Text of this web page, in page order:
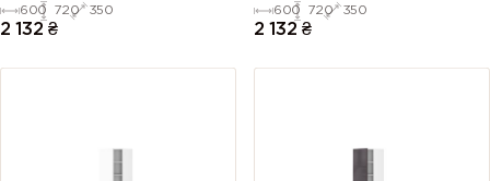
600 720 350
2 132 ₴
600 720 350
2 132 ₴